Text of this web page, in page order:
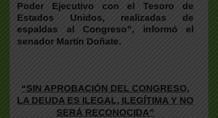
Poder Ejecutivo con el Tesoro de
Estados Unidos, realizadas de
espaldas al Congreso”, informó el
senador Martín Doñate.
“SIN APROBACIÓN DEL CONGRESO,
LA DEUDA ES ILEGAL, ILEGÍTIMA Y NO
SERÁ RECONOCIDA”